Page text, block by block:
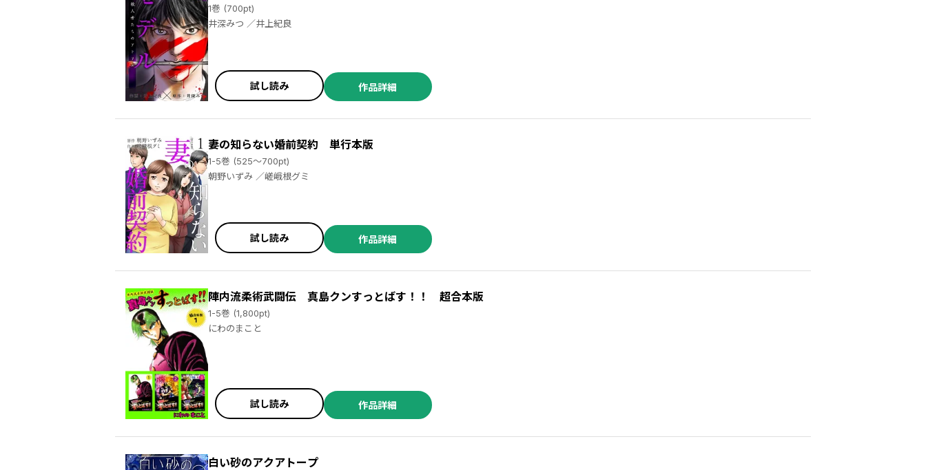
1巻 (700pt)
井深みつ ／井上紀良
試し読み 作品詳細
妻の知らない婚前契約 単行本版
1-5巻 (525～700pt)
朝野いずみ ／嵯峨根グミ
試し読み 作品詳細
陣内流柔術武闘伝 真島クンすっとばす！！ 超合本版
1-5巻 (1,800pt)
にわのまこと
試し読み 作品詳細
白い砂のアクアトープ